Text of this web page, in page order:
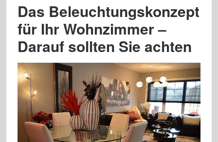
Das Beleuchtungskonzept
für Ihr Wohnzimmer –
Darauf sollten Sie achten